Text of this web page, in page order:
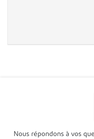
Nous répondons à vos